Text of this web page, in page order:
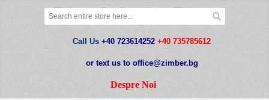
Call Us +40 723614252 +40 735785612
or text us to office@zimber.bg
Despre Noi